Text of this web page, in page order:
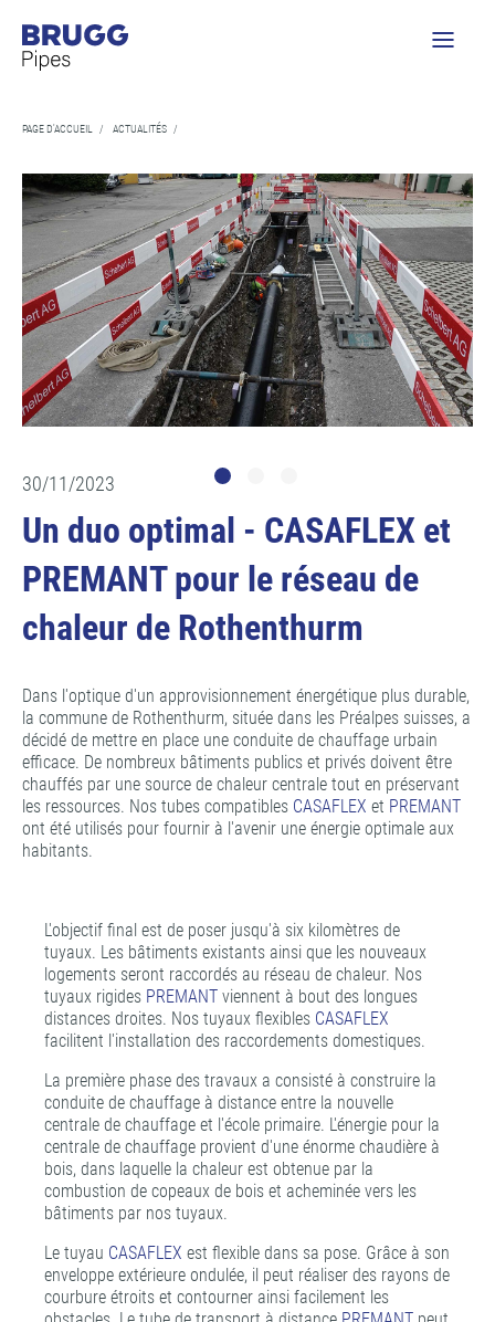
PAGE D'ACCUEIL / ACTUALITÉS /
30/11/2023
Un duo optimal - CASAFLEX et
PREMANT pour le réseau de
chaleur de Rothenthurm
Dans l'optique d'un approvisionnement énergétique plus durable,
la commune de Rothenthurm, située dans les Préalpes suisses, a
décidé de mettre en place une conduite de chauffage urbain
efficace. De nombreux bâtiments publics et privés doivent être
chauffés par une source de chaleur centrale tout en préservant
les ressources. Nos tubes compatibles CASAFLEX et PREMANT
ont été utilisés pour fournir à l'avenir une énergie optimale aux
habitants.
L'objectif final est de poser jusqu'à six kilomètres de
tuyaux. Les bâtiments existants ainsi que les nouveaux
logements seront raccordés au réseau de chaleur. Nos
tuyaux rigides PREMANT viennent à bout des longues
distances droites. Nos tuyaux flexibles CASAFLEX
facilitent l'installation des raccordements domestiques.
La première phase des travaux a consisté à construire la
conduite de chauffage à distance entre la nouvelle
centrale de chauffage et l'école primaire. L'énergie pour la
centrale de chauffage provient d'une énorme chaudière à
bois, dans laquelle la chaleur est obtenue par la
combustion de copeaux de bois et acheminée vers les
bâtiments par nos tuyaux.
Le tuyau CASAFLEX est flexible dans sa pose. Grâce à son
enveloppe extérieure ondulée, il peut réaliser des rayons de
courbure étroits et contourner ainsi facilement les